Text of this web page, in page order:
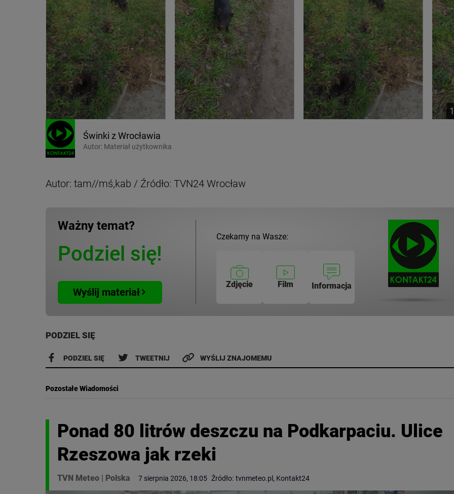
1
Świnki z Wrocławia
Autor: Materiał użytkownika
Autor: tam//mś,kab / Źródło: TVN24 Wrocław
Ważny temat?
Podziel się!
Wyślij materiał
Czekamy na Wasze:
Zdjęcie Film Informacja
PODZIEL SIĘ
PODZIEL SIĘ TWEETNIJ WYŚLIJ ZNAJOMEMU
Pozostałe Wiadomości
Ponad 80 litrów deszczu na Podkarpaciu. Ulice
Rzeszowa jak rzeki
TVN Meteo | Polska 7 sierpnia 2026, 18:05 Źródło: tvnmeteo.pl, Kontakt24